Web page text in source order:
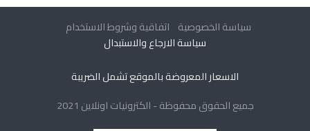
سياسة الخصوصية اتفاقية وشروط الاستخدام
سياسة الارجاع والاستبدال
الاسعار المعروضة بالموقع تشمل الضريبة
جميع الحقوق محفوظة - الكترونيات اونلاين 2021